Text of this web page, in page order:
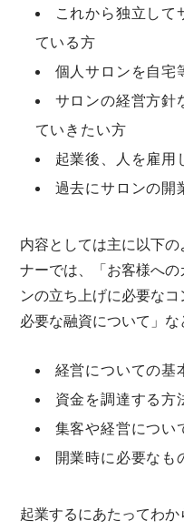
これから独立して
ている方
個人サロンを自宅
サロンの経営方針
ていきたい方
起業後、人を雇用
過去にサロンの開
内容としては主に以下
ナーでは、「お客様へ
ンの立ち上げに必要な
必要な融資について」な
経営についての基
資金を調達する方
集客や経営につい
開業時に必要なも
起業するにあたってわ